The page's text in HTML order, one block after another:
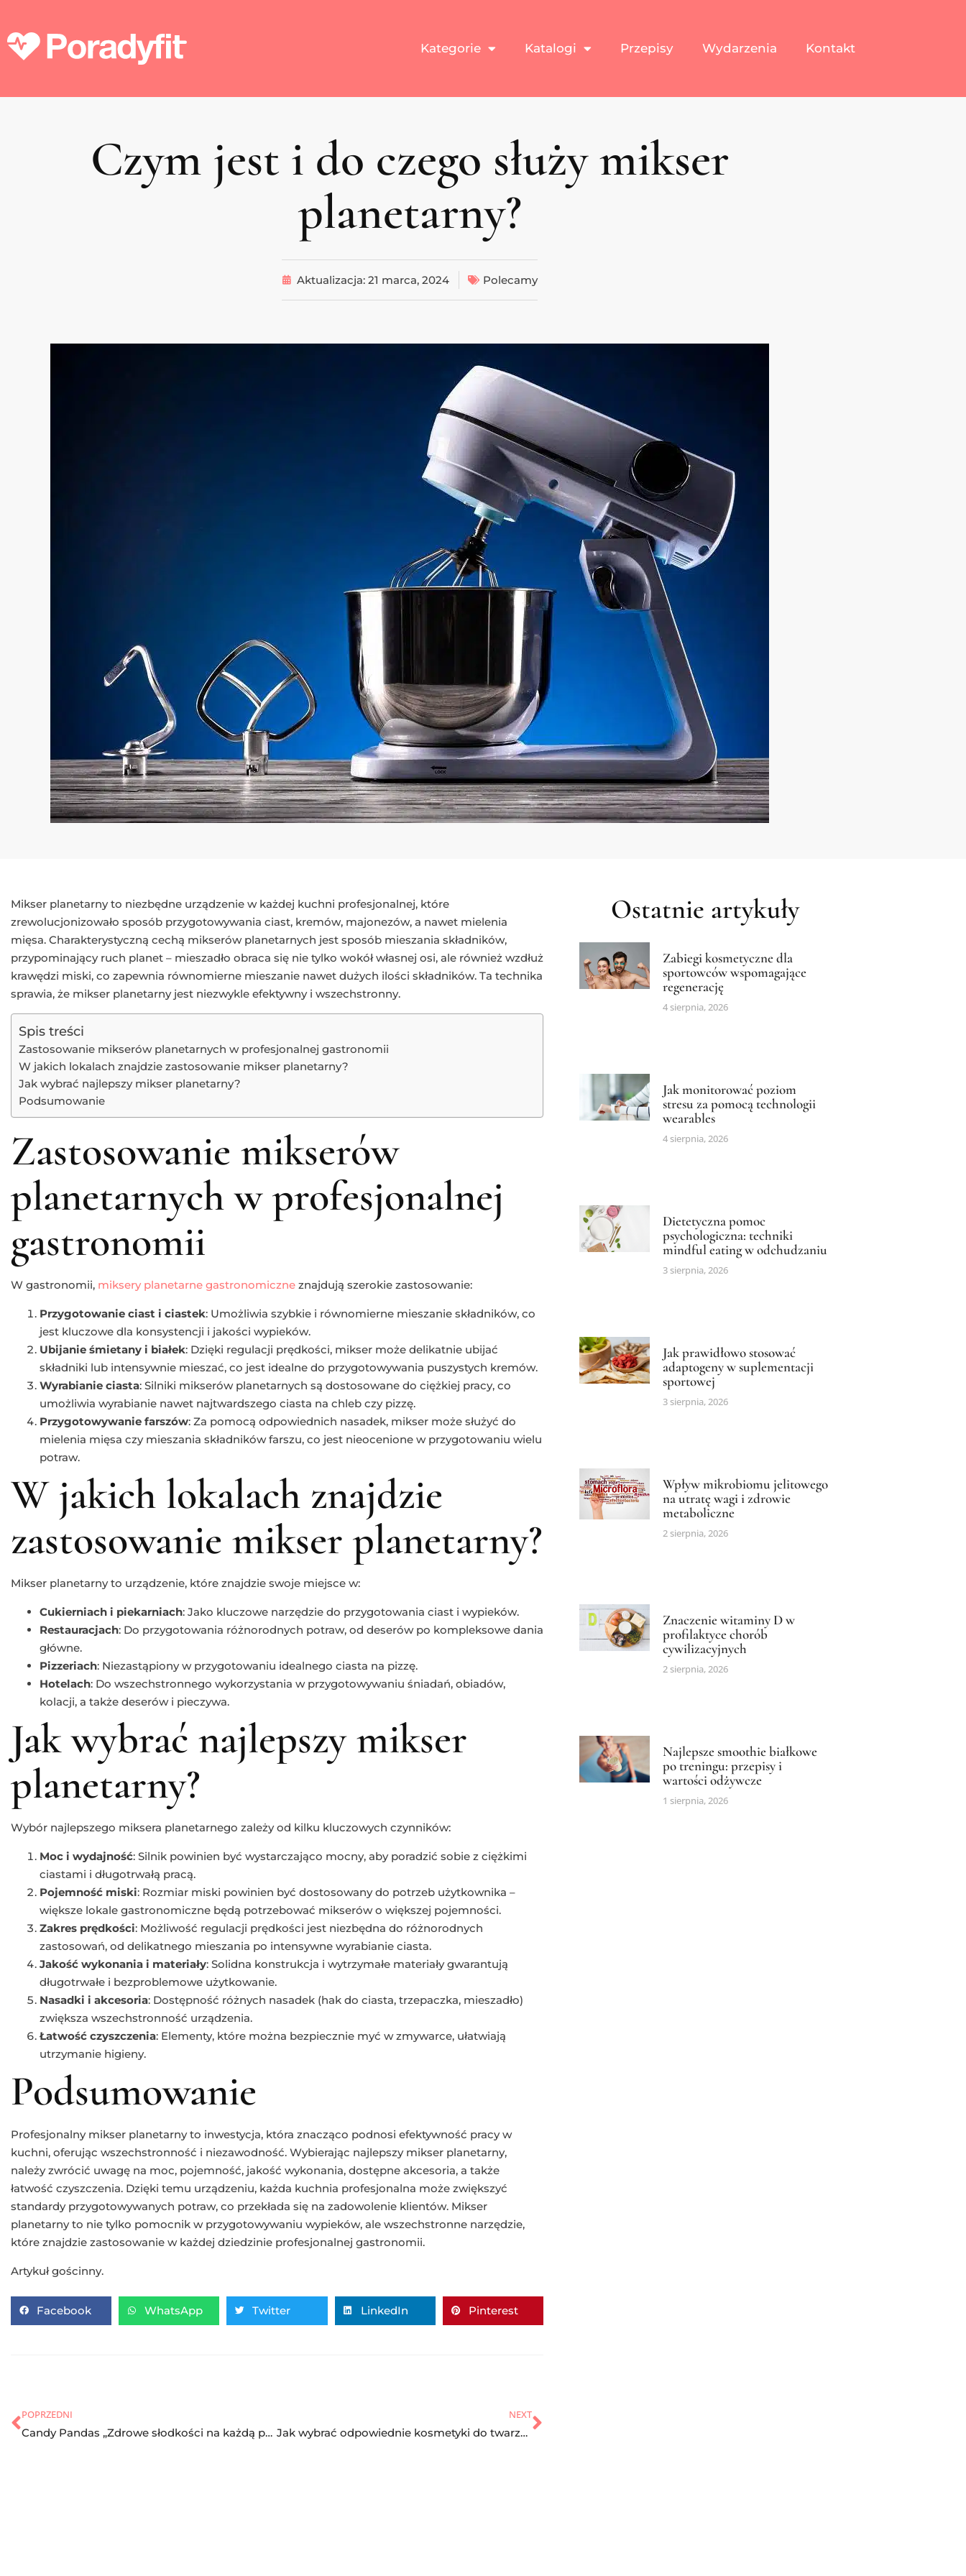
Kategorie Katalogi Przepisy Wydarzenia Kontakt
Czym jest i do czego służy mikser
planetarny?
Aktualizacja: 21 marca, 2024 Polecamy
Mikser planetarny to niezbędne urządzenie w każdej kuchni profesjonalnej, które
zrewolucjonizowało sposób przygotowywania ciast, kremów, majonezów, a nawet mielenia
mięsa. Charakterystyczną cechą mikserów planetarnych jest sposób mieszania składników,
przypominający ruch planet – mieszadło obraca się nie tylko wokół własnej osi, ale również wzdłuż
krawędzi miski, co zapewnia równomierne mieszanie nawet dużych ilości składników. Ta technika
sprawia, że mikser planetarny jest niezwykle efektywny i wszechstronny.
Spis treści
Zastosowanie mikserów planetarnych w profesjonalnej gastronomii
W jakich lokalach znajdzie zastosowanie mikser planetarny?
Jak wybrać najlepszy mikser planetarny?
Podsumowanie
Zastosowanie mikserów
planetarnych w profesjonalnej
gastronomii
W gastronomii, miksery planetarne gastronomiczne znajdują szerokie zastosowanie:
Przygotowanie ciast i ciastek: Umożliwia szybkie i równomierne mieszanie składników, co
jest kluczowe dla konsystencji i jakości wypieków.
Ubijanie śmietany i białek: Dzięki regulacji prędkości, mikser może delikatnie ubijać
składniki lub intensywnie mieszać, co jest idealne do przygotowywania puszystych kremów.
Wyrabianie ciasta: Silniki mikserów planetarnych są dostosowane do ciężkiej pracy, co
umożliwia wyrabianie nawet najtwardszego ciasta na chleb czy pizzę.
Przygotowywanie farszów: Za pomocą odpowiednich nasadek, mikser może służyć do
mielenia mięsa czy mieszania składników farszu, co jest nieocenione w przygotowaniu wielu
potraw.
W jakich lokalach znajdzie
zastosowanie mikser planetarny?
Mikser planetarny to urządzenie, które znajdzie swoje miejsce w:
Cukierniach i piekarniach: Jako kluczowe narzędzie do przygotowania ciast i wypieków.
Restauracjach: Do przygotowania różnorodnych potraw, od deserów po kompleksowe dania
główne.
Pizzeriach: Niezastąpiony w przygotowaniu idealnego ciasta na pizzę.
Hotelach: Do wszechstronnego wykorzystania w przygotowywaniu śniadań, obiadów,
kolacji, a także deserów i pieczywa.
Jak wybrać najlepszy mikser
planetarny?
Wybór najlepszego miksera planetarnego zależy od kilku kluczowych czynników:
Moc i wydajność: Silnik powinien być wystarczająco mocny, aby poradzić sobie z ciężkimi
ciastami i długotrwałą pracą.
Pojemność miski: Rozmiar miski powinien być dostosowany do potrzeb użytkownika –
większe lokale gastronomiczne będą potrzebować mikserów o większej pojemności.
Zakres prędkości: Możliwość regulacji prędkości jest niezbędna do różnorodnych
zastosowań, od delikatnego mieszania po intensywne wyrabianie ciasta.
Jakość wykonania i materiały: Solidna konstrukcja i wytrzymałe materiały gwarantują
długotrwałe i bezproblemowe użytkowanie.
Nasadki i akcesoria: Dostępność różnych nasadek (hak do ciasta, trzepaczka, mieszadło)
zwiększa wszechstronność urządzenia.
Łatwość czyszczenia: Elementy, które można bezpiecznie myć w zmywarce, ułatwiają
utrzymanie higieny.
Podsumowanie
Profesjonalny mikser planetarny to inwestycja, która znacząco podnosi efektywność pracy w
kuchni, oferując wszechstronność i niezawodność. Wybierając najlepszy mikser planetarny,
należy zwrócić uwagę na moc, pojemność, jakość wykonania, dostępne akcesoria, a także
łatwość czyszczenia. Dzięki temu urządzeniu, każda kuchnia profesjonalna może zwiększyć
standardy przygotowywanych potraw, co przekłada się na zadowolenie klientów. Mikser
planetarny to nie tylko pomocnik w przygotowywaniu wypieków, ale wszechstronne narzędzie,
które znajdzie zastosowanie w każdej dziedzinie profesjonalnej gastronomii.
Artykuł gościnny.
Facebook WhatsApp Twitter LinkedIn Pinterest
POPRZEDNI
Candy Pandas „Zdrowe słodkości na każdą porę roku” – recenzja książki sióstr Kuczma
NEXT
Jak wybrać odpowiednie kosmetyki do twarzy dla mężczyzn?
Ostatnie artykuły
Zabiegi kosmetyczne dla
sportowców wspomagające
regenerację
4 sierpnia, 2026
Jak monitorować poziom
stresu za pomocą technologii
wearables
4 sierpnia, 2026
Dietetyczna pomoc
psychologiczna: techniki
mindful eating w odchudzaniu
3 sierpnia, 2026
Jak prawidłowo stosować
adaptogeny w suplementacji
sportowej
3 sierpnia, 2026
Wpływ mikrobiomu jelitowego
na utratę wagi i zdrowie
metaboliczne
2 sierpnia, 2026
Znaczenie witaminy D w
profilaktyce chorób
cywilizacyjnych
2 sierpnia, 2026
Najlepsze smoothie białkowe
po treningu: przepisy i
wartości odżywcze
1 sierpnia, 2026